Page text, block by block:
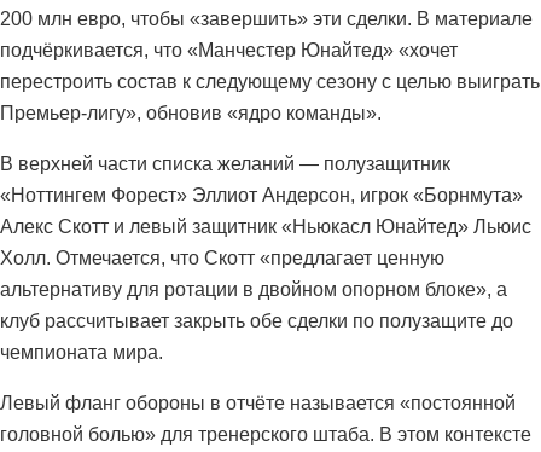
200 млн евро, чтобы «завершить» эти сделки. В материале
подчёркивается, что «Манчестер Юнайтед» «хочет
перестроить состав к следующему сезону с целью выиграть
Премьер-лигу», обновив «ядро команды».
В верхней части списка желаний — полузащитник
«Ноттингем Форест» Эллиот Андерсон, игрок «Борнмута»
Алекс Скотт и левый защитник «Ньюкасл Юнайтед» Льюис
Холл. Отмечается, что Скотт «предлагает ценную
альтернативу для ротации в двойном опорном блоке», а
клуб рассчитывает закрыть обе сделки по полузащите до
чемпионата мира.
Левый фланг обороны в отчёте называется «постоянной
головной болью» для тренерского штаба. В этом контексте